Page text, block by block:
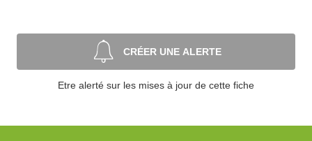
CRÉER UNE ALERTE
Etre alerté sur les mises à jour de cette fiche